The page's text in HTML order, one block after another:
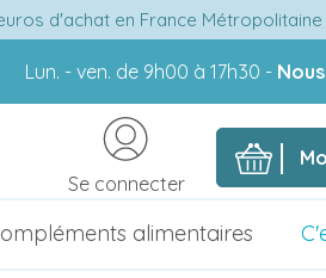
d'achat en France Métropolitaine
Lun. - ven. de 9h00 à 17h30 -
Se connecter
alimentaires